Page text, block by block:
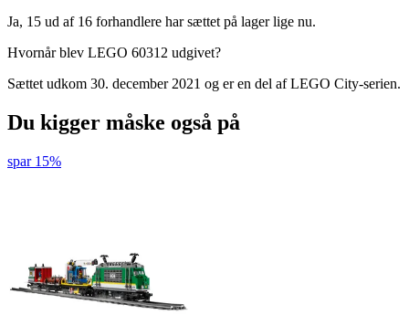
Ja, 15 ud af 16 forhandlere har sættet på lager lige nu.
Hvornår blev LEGO 60312 udgivet?
Sættet udkom 30. december 2021 og er en del af LEGO City-serien.
Du kigger måske også på
spar 15%